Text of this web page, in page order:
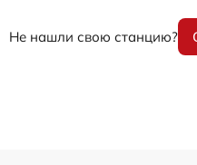
Не нашли свою станцию?